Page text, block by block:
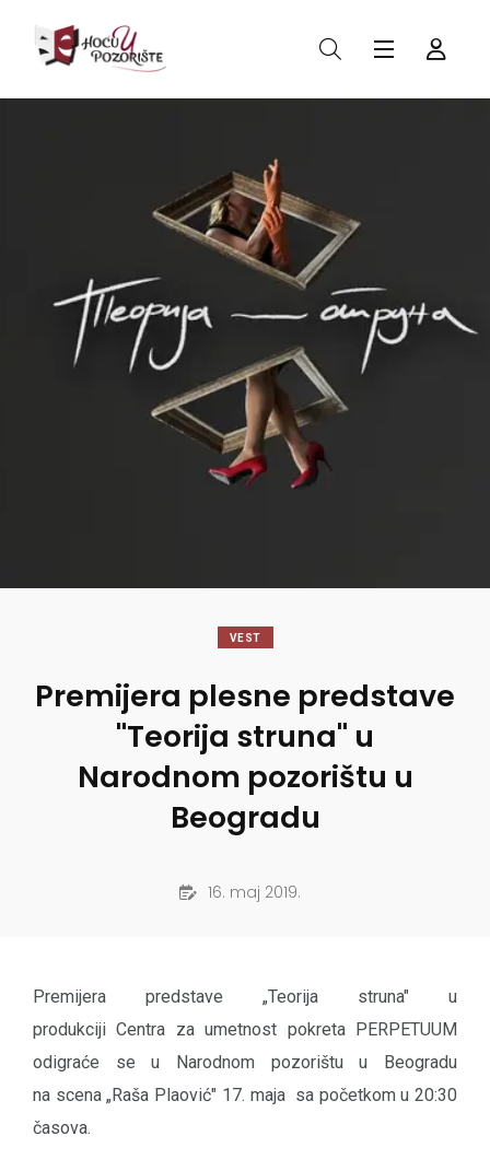
VEST
Premijera plesne predstave
"Teorija struna" u
Narodnom pozorištu u
Beogradu
16. maj 2019.
Premijera predstave „Teorija struna" u
produkciji Centra za umetnost pokreta PERPETUUM
odigraće se u Narodnom pozorištu u Beogradu
na scena „Raša Plaović" 17. maja sa početkom u 20:30
časova.